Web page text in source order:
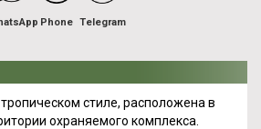
Phone Telegram
стиле, расположена в
охраняемого комплекса.